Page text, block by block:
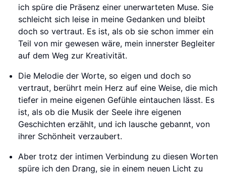
ich spüre die Präsenz einer unerwarteten Muse. Sie
schleicht sich leise in meine Gedanken und bleibt
doch so vertraut. Es ist, als ob sie schon immer ein
Teil von mir gewesen wäre, mein innerster Begleiter
auf dem Weg zur Kreativität.
Die Melodie der Worte, so eigen und doch so
vertraut, berührt mein Herz auf eine Weise, die mich
tiefer in meine eigenen Gefühle eintauchen lässt. Es
ist, als ob die Musik der Seele ihre eigenen
Geschichten erzählt, und ich lausche gebannt, von
ihrer Schönheit verzaubert.
Aber trotz der intimen Verbindung zu diesen Worten
spüre ich den Drang, sie in einem neuen Licht zu